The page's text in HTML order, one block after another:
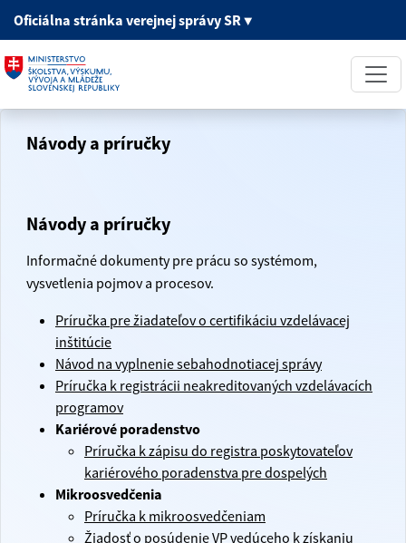
Oficiálna stránka verejnej správy SR▼
Návody a príručky
Návody a príručky
Informačné dokumenty pre prácu so systémom,
vysvetlenia pojmov a procesov.
Príručka pre žiadateľov o certifikáciu vzdelávacej
inštitúcie
Návod na vyplnenie sebahodnotiacej správy
Príručka k registrácii neakreditovaných vzdelávacích
programov
Kariérové poradenstvo
Príručka k zápisu do registra poskytovateľov
kariérového poradenstva pre dospelých
Mikroosvedčenia
Príručka k mikroosvedčeniam
Žiadosť o posúdenie VP vedúceho k získaniu